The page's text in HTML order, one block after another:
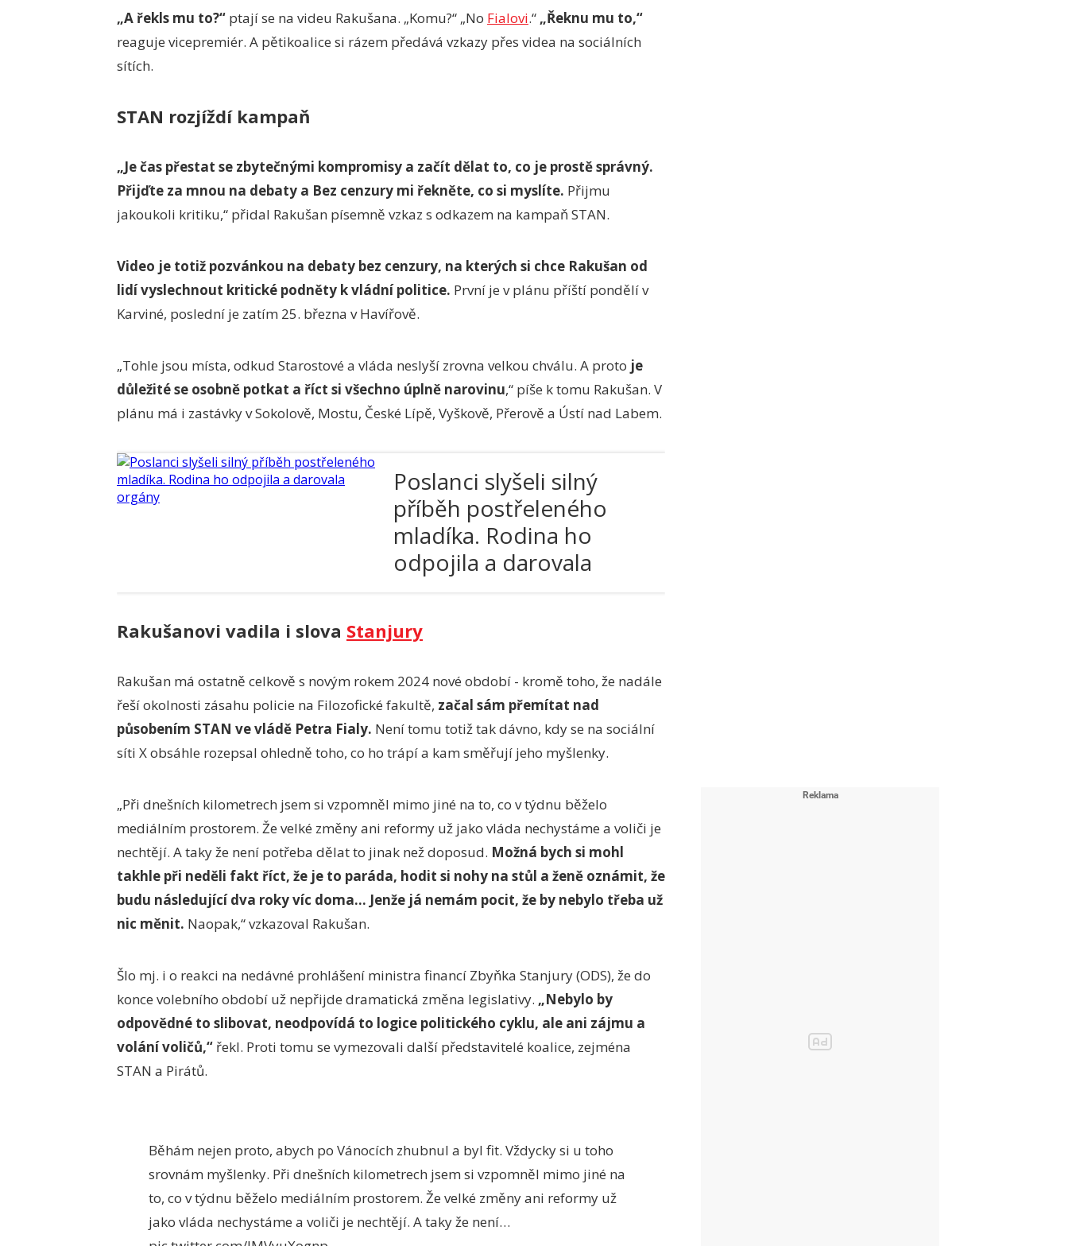
„A řekls mu to?“ ptají se na videu Rakušana. „Komu?“ „No Fialovi.“ „Řeknu mu to,“
reaguje vicepremiér. A pětikoalice si rázem předává vzkazy přes videa na sociálních
sítích.
STAN rozjíždí kampaň
„Je čas přestat se zbytečnými kompromisy a začít dělat to, co je prostě správný.
Přijďte za mnou na debaty a Bez cenzury mi řekněte, co si myslíte. Přijmu
jakoukoli kritiku,“ přidal Rakušan písemně vzkaz s odkazem na kampaň STAN.
Video je totiž pozvánkou na debaty bez cenzury, na kterých si chce Rakušan od
lidí vyslechnout kritické podněty k vládní politice. První je v plánu příští pondělí v
Karviné, poslední je zatím 25. března v Havířově.
„Tohle jsou místa, odkud Starostové a vláda neslyší zrovna velkou chválu. A proto je
důležité se osobně potkat a říct si všechno úplně narovinu,“ píše k tomu Rakušan. V
plánu má i zastávky v Sokolově, Mostu, České Lípě, Vyškově, Přerově a Ústí nad Labem.
Poslanci slyšeli silný
příběh postřeleného
mladíka. Rodina ho
odpojila a darovala
Rakušanovi vadila i slova Stanjury
Rakušan má ostatně celkově s novým rokem 2024 nové období - kromě toho, že nadále
řeší okolnosti zásahu policie na Filozofické fakultě, začal sám přemítat nad
působením STAN ve vládě Petra Fialy. Není tomu totiž tak dávno, kdy se na sociální
síti X obsáhle rozepsal ohledně toho, co ho trápí a kam směřují jeho myšlenky.
„Při dnešních kilometrech jsem si vzpomněl mimo jiné na to, co v týdnu běželo
mediálním prostorem. Že velké změny ani reformy už jako vláda nechystáme a voliči je
nechtějí. A taky že není potřeba dělat to jinak než doposud. Možná bych si mohl
takhle při neděli fakt říct, že je to paráda, hodit si nohy na stůl a ženě oznámit, že
budu následující dva roky víc doma… Jenže já nemám pocit, že by nebylo třeba už
nic měnit. Naopak,“ vzkazoval Rakušan.
Šlo mj. i o reakci na nedávné prohlášení ministra financí Zbyňka Stanjury (ODS), že do
konce volebního období už nepřijde dramatická změna legislativy. „Nebylo by
odpovědné to slibovat, neodpovídá to logice politického cyklu, ale ani zájmu a
volání voličů,“ řekl. Proti tomu se vymezovali další představitelé koalice, zejména
STAN a Pirátů.
Běhám nejen proto, abych po Vánocích zhubnul a byl fit. Vždycky si u toho
srovnám myšlenky. Při dnešních kilometrech jsem si vzpomněl mimo jiné na
to, co v týdnu běželo mediálním prostorem. Že velké změny ani reformy už
jako vláda nechystáme a voliči je nechtějí. A taky že není…